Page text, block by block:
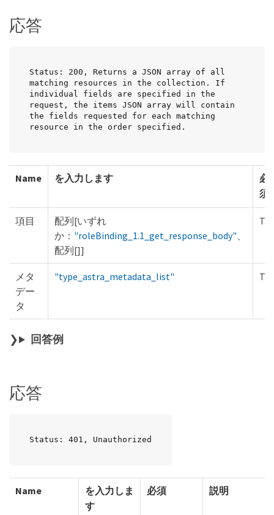
応答
Status: 200, Returns a JSON array of all
matching resources in the collection. If
individual fields are specified in the
request, the items JSON array will contain
the fields requested for each matching
resource in the order specified.
Name を入力します
必
須
項目
配列[いずれ
か： "roleBinding_1.1_get_response_body"、
配列[]]
メタ
デー
タ
"type_astra_metadata_list"
回答例
応答
Status: 401, Unauthorized
Name
を入力しま
す
必須 説明